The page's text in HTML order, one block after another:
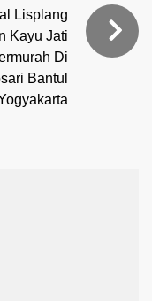
Lisplang
Kayu Jati
Di
Bantul